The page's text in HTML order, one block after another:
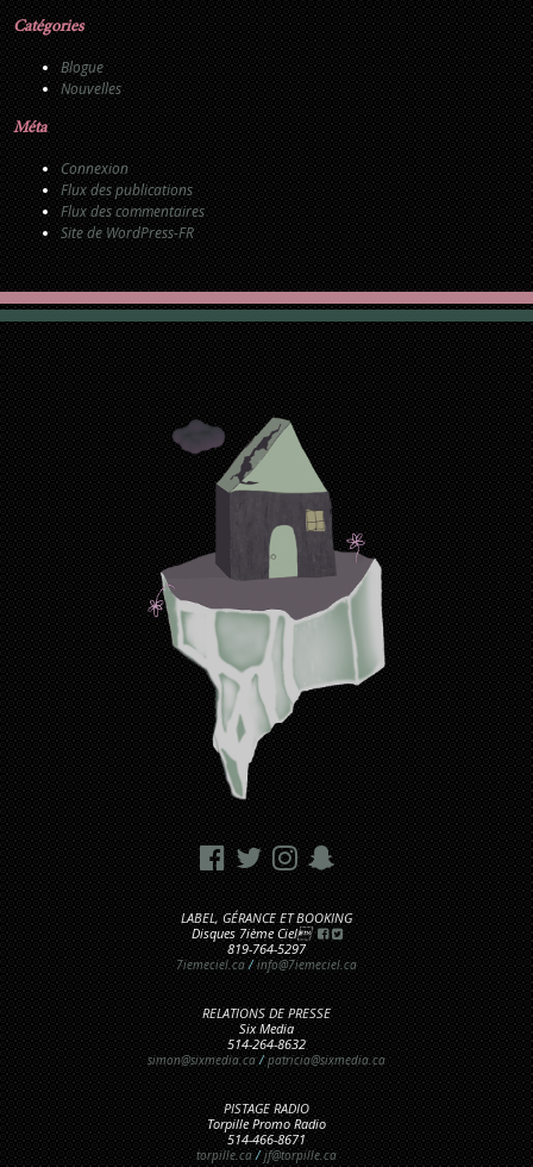
Catégories
Blogue
Nouvelles
Méta
Connexion
Flux des publications
Flux des commentaires
Site de WordPress-FR
LABEL, GÉRANCE ET BOOKING
Disques 7ième Ciel
819-764-5297
7iemeciel.ca/info@7iemeciel.ca
RELATIONS DE PRESSE
Six Media
514-264-8632
simon@sixmedia.ca/patricia@sixmedia.ca
PISTAGE RADIO
Torpille Promo Radio
514-466-8671
torpille.ca/jf@torpille.ca